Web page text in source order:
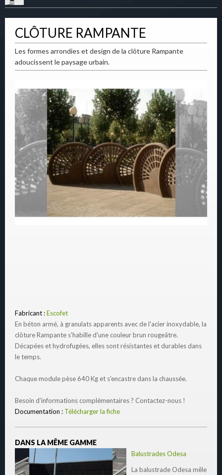
CLÔTURE RAMPANTE
Les formes arrondies et design de la clôture Rampante
adoucissent le paysage urbain.
Fabricant :Escofet
En béton armé, à granulats apparents avec de l'acier inoxydable, la
clôture Rampante s'habille d'une couleur brun rougeâtre.
Décapées et hydrofugées, elles sont résistantes et durables dans
le temps.
Chaque module pèse 640 Kg et s'encastre dans la chaussée.
Besoin d'informations complémentaires ? Contactez-nous !
Documentation : Télécharger la fiche
DANS LA MÊME GAMME
Balustrades Odesa
La balustrade Odesa mêle